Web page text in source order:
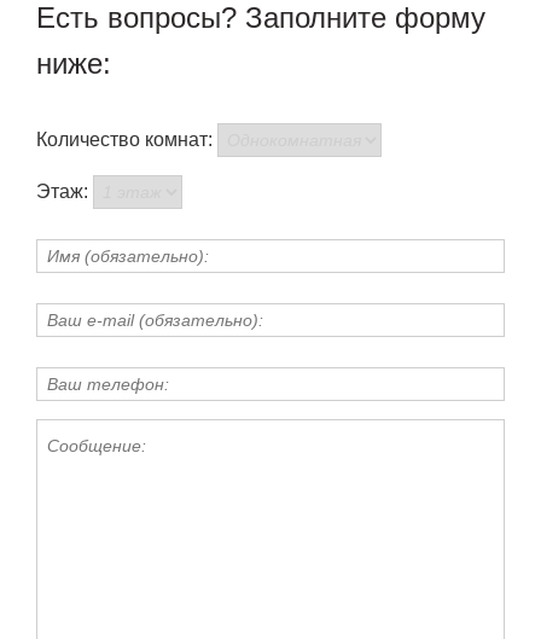
Есть вопросы? Заполните форму
ниже:
Количество комнат:
Этаж: